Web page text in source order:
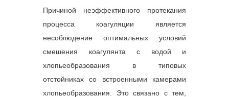
Причиной неэффективного протекания
процесса коагуляции является
несоблюдение оптимальных условий
смешения коагулянта с водой и
хлопьеобразования в типовых
отстойниках со встроенными камерами
хлопьеобразования. Это связано с тем,